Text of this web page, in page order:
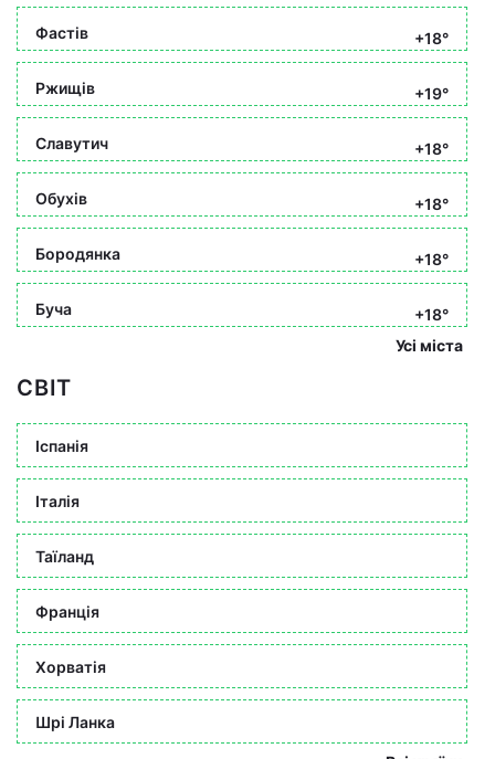
Фастів +18°
Ржищів +19°
Славутич +18°
Обухів +18°
Бородянка +18°
Буча
+18°
Усі міста
СВІТ
Іспанія
Італія
Таїланд
Франція
Хорватія
Шрі Ланка